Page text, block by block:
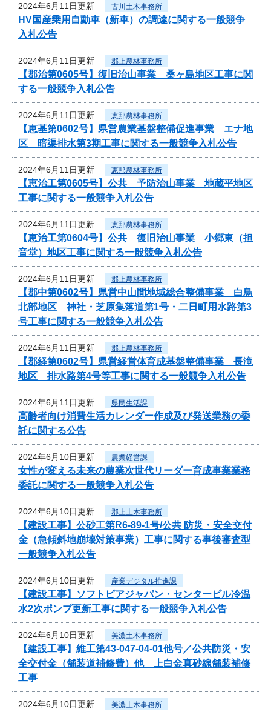
2024年6月11日更新 古川土木事務所
HV国産乗用自動車（新車）の調達に関する一般競争
入札公告
2024年6月11日更新 郡上農林事務所
【郡治第0605号】復旧治山事業 桑ヶ島地区工事に関
する一般競争入札公告
2024年6月11日更新 恵那農林事務所
【恵基第0602号】県営農業基盤整備促進事業 エナ地
区 暗渠排水第3期工事に関する一般競争入札公告
2024年6月11日更新 恵那農林事務所
【恵治工第0605号】公共 予防治山事業 地蔵平地区
工事に関する一般競争入札公告
2024年6月11日更新 恵那農林事務所
【恵治工第0604号】公共 復旧治山事業 小郷東（担
音堂）地区工事に関する一般競争入札公告
2024年6月11日更新 郡上農林事務所
【郡中第0602号】県営中山間地域総合整備事業 白鳥
北部地区 神社・芝原集落道第1号・二日町用水路第3
号工事に関する一般競争入札公告
2024年6月11日更新 郡上農林事務所
【郡経第0602号】県営経営体育成基盤整備事業 長滝
地区 排水路第4号等工事に関する一般競争入札公告
2024年6月11日更新 県民生活課
高齢者向け消費生活カレンダー作成及び発送業務の委
託に関する公告
2024年6月10日更新 農業経営課
女性が変える未来の農業次世代リーダー育成事業業務
委託に関する一般競争入札公告
2024年6月10日更新 郡上土木事務所
【建設工事】公砂工第R6-89-1号/公共 防災・安全交付
金（急傾斜地崩壊対策事業）工事に関する事後審査型
一般競争入札公告
2024年6月10日更新 産業デジタル推進課
【建設工事】ソフトピアジャパン・センタービル冷温
水2次ポンプ更新工事に関する一般競争入札公告
2024年6月10日更新 美濃土木事務所
【建設工事】維工第43-047-04-01他号／公共防災・安
全交付金（舗装道補修費）他 上白金真砂線舗装補修
工事
2024年6月10日更新 美濃土木事務所